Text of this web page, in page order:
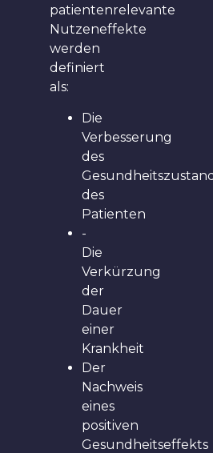
patientenrelevante
Nutzeneffekte
werden
definiert
als:
Die
Verbesserung
des
des
Patienten
-
Die
Verkürzung
der
Dauer
einer
Krankheit
Der
Nachweis
eines
positiven
Gesundheitseffekts